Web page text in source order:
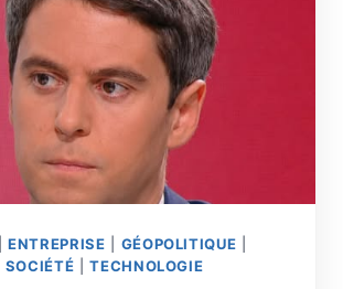
|ENTREPRISE GÉOPOLITIQUE
SOCIÉTÉ |TECHNOLOGIE